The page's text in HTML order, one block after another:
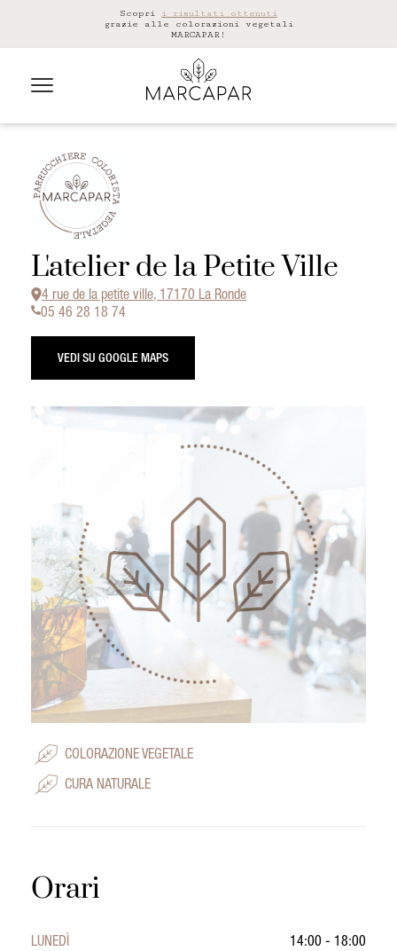
Scopri i risultati ottenuti
grazie alle colorazioni vegetali
MARCAPAR!
L'atelier de la Petite Ville
4 rue de la petite ville, 17170 La Ronde
05 46 28 18 74
VEDI SU GOOGLE MAPS
COLORAZIONE VEGETALE
CURA NATURALE
Orari
LUNEDÌ
14:00 - 18:00